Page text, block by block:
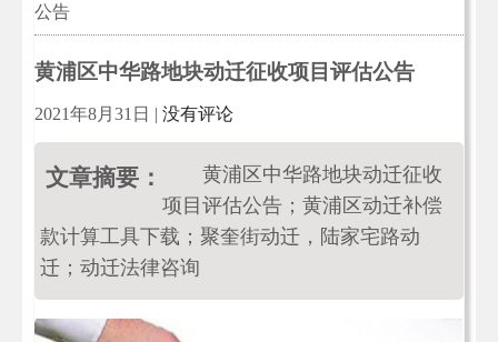
公告
黄浦区中华路地块动迁征收项目评估公告
2021年8月31日 | 没有评论
文章摘要：
黄浦区中华路地块动迁征收
项目评估公告；黄浦区动迁补偿
款计算工具下载；聚奎街动迁，陆家宅路动
迁；动迁法律咨询